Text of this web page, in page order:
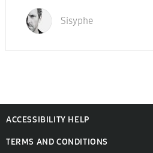
Sisyphe
ACCESSIBILITY HELP
TERMS AND CONDITIONS